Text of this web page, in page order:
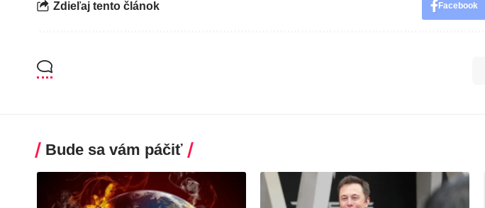
Zdieľaj tento článok Facebook
Bude sa vám páčiť